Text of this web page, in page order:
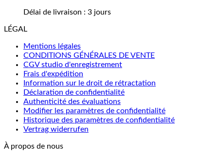
Délai de livraison : 3 jours
LÉGAL
Mentions légales
CONDITIONS GÉNÉRALES DE VENTE
CGV studio d'enregistrement
Frais d'expédition
Information sur le droit de rétractation
Déclaration de confidentialité
Authenticité des évaluations
Modifier les paramètres de confidentialité
Historique des paramètres de confidentialité
Vertrag widerrufen
À propos de nous